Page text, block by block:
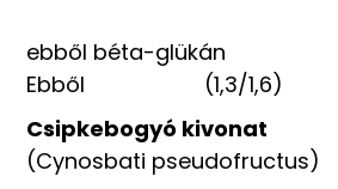
ebből béta-glükán
Ebből (1,3/1,6)
Csipkebogyó kivonat
(Cynosbati pseudofructus)